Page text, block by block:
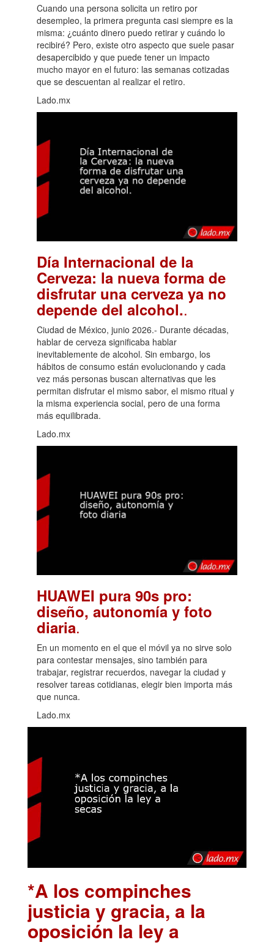
Cuando una persona solicita un retiro por
desempleo, la primera pregunta casi siempre es la
misma: ¿cuánto dinero puedo retirar y cuándo lo
recibiré? Pero, existe otro aspecto que suele pasar
desapercibido y que puede tener un impacto
mucho mayor en el futuro: las semanas cotizadas
que se descuentan al realizar el retiro.
Lado.mx
Día Internacional de la
Cerveza: la nueva forma de
disfrutar una cerveza ya no
depende del alcohol..
Ciudad de México, junio 2026.- Durante décadas,
hablar de cerveza significaba hablar
inevitablemente de alcohol. Sin embargo, los
hábitos de consumo están evolucionando y cada
vez más personas buscan alternativas que les
permitan disfrutar el mismo sabor, el mismo ritual y
la misma experiencia social, pero de una forma
más equilibrada.
Lado.mx
HUAWEI pura 90s pro:
diseño, autonomía y foto
diaria.
En un momento en el que el móvil ya no sirve solo
para contestar mensajes, sino también para
trabajar, registrar recuerdos, navegar la ciudad y
resolver tareas cotidianas, elegir bien importa más
que nunca.
Lado.mx
*A los compinches
justicia y gracia, a la
oposición la ley a